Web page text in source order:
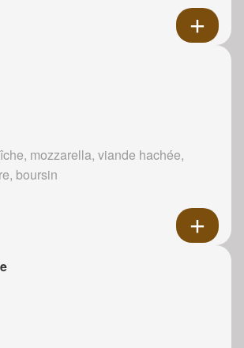
mozzarella, viande hachée,
boursin